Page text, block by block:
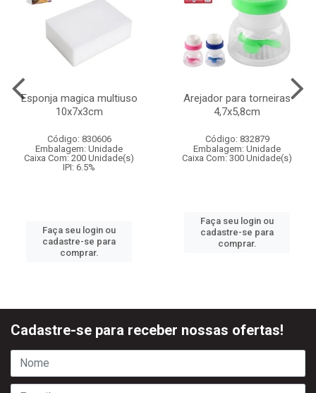
Esponja magica multiuso
10x7x3cm
Código: 830606
Embalagem: Unidade
Caixa Com: 200 Unidade(s)
IPI: 6.5%
Faça seu login ou
cadastre-se para
comprar.
Arejador para torneiras
4,7x5,8cm
Código: 832879
Embalagem: Unidade
Caixa Com: 300 Unidade(s)
Faça seu login ou
cadastre-se para
comprar.
Cadastre-se para receber nossas ofertas!